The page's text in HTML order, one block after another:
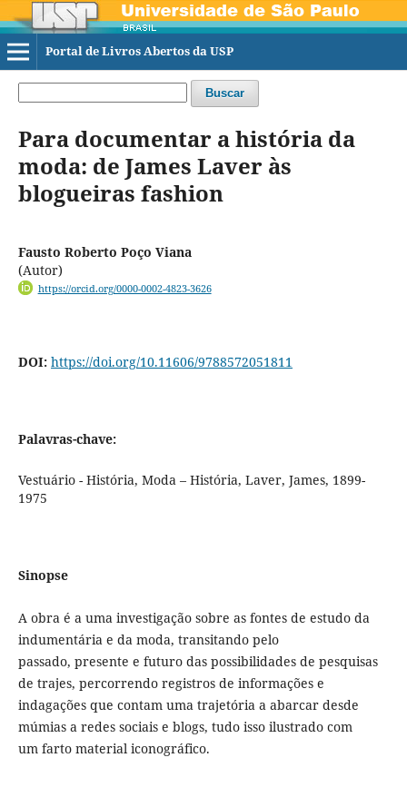
Portal de Livros Abertos da USP
Buscar
Para documentar a história da
moda: de James Laver às
blogueiras fashion
Fausto Roberto Poço Viana
(Autor)
https://orcid.org/0000-0002-4823-3626
DOI: https://doi.org/10.11606/9788572051811
Palavras-chave:
Vestuário - História, Moda – História, Laver, James, 1899-
1975
Sinopse
A obra é a uma investigação sobre as fontes de estudo da
indumentária e da moda, transitando pelo
passado, presente e futuro das possibilidades de pesquisas
de trajes, percorrendo registros de informações e
indagações que contam uma trajetória a abarcar desde
múmias a redes sociais e blogs, tudo isso ilustrado com
um farto material iconográfico.